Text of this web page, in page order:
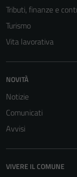
Tributi, finanze e
Turismo
Vita lavorativa
NOVITÀ
Notizie
Comunicati
Avvisi
VIVERE IL COMUNE